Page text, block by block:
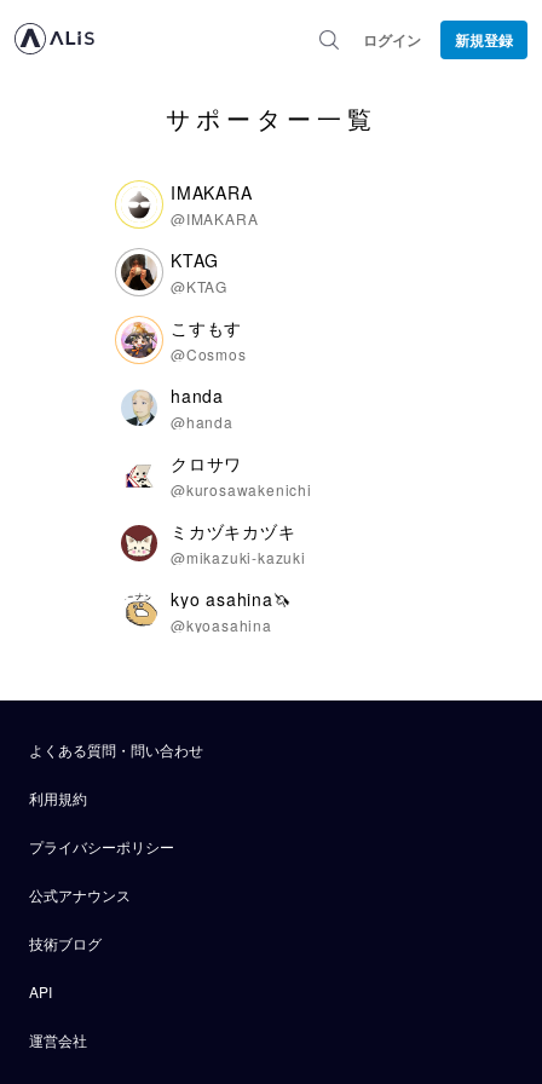
ログイン 新規登録
サポーター一覧
IMAKARA
@IMAKARA
KTAG
@KTAG
こすもす
@Cosmos
handa
@handa
クロサワ
@kurosawakenichi
ミカヅキカヅキ
@mikazuki-kazuki
kyo asahina🦄
@kyoasahina
よくある質問・問い合わせ
利用規約
プライバシーポリシー
公式アナウンス
技術ブログ
API
運営会社